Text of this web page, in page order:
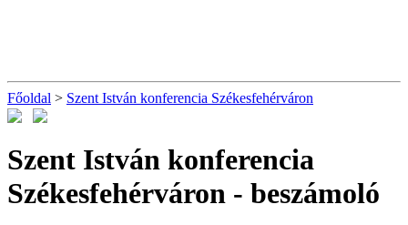
Főoldal > Szent István konferencia Székesfehérváron
Szent István konferencia
Székesfehérváron - beszámoló